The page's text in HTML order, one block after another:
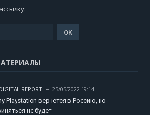
DIGITAL REPORT
25/05/2022 19:14
Playstation вернется в Россию, но
не будет